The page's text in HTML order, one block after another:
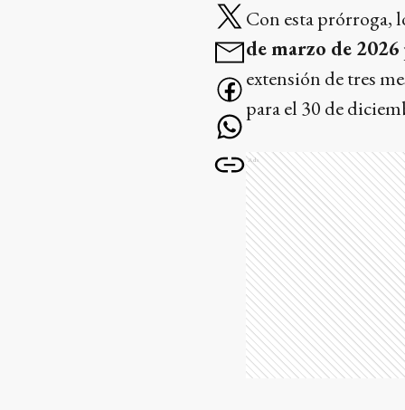
Con esta prórroga,
de marzo de 2026
extensión de tres
para el 30 de
Ads